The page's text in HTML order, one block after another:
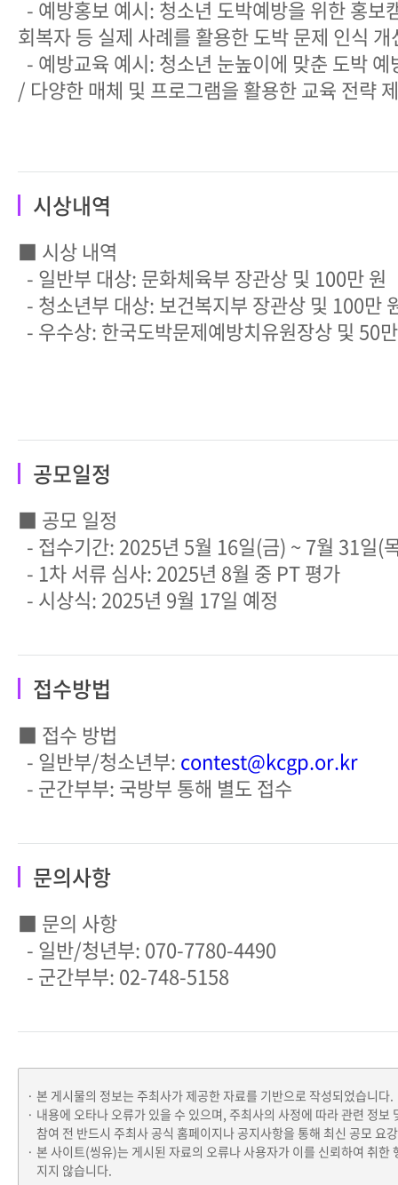
- 예방홍보 예시: 청소년 도박예방을 위한 홍보
회복자 등 실제 사례를 활용한 도박 문제 인식 개
- 예방교육 예시: 청소년 눈높이에 맞춘 도박
/ 다양한 매체 및 프로그램을 활용한 교육 전략
시상내역
■ 시상 내역
- 일반부 대상: 문화체육부 장관상 및 100만 원
- 청소년부 대상: 보건복지부 장관상 및 100만
- 우수상: 한국도박문제예방치유원장상 및 50
공모일정
■ 공모 일정
- 접수기간: 2025년 5월 16일(금) ~ 7월 31일(
- 1차 서류 심사: 2025년 8월 중 PT 평가
- 시상식: 2025년 9월 17일 예정
접수방법
■ 접수 방법
- 일반부/청소년부: contest@kcgp.or.kr
- 군간부부: 국방부 통해 별도 접수
문의사항
■ 문의 사항
- 일반/청년부: 070-7780-4490
- 군간부부: 02-748-5158
본 게시물의 정보는 주최사가 제공한 자료를 기반으로 작성되었습니다.
내용에 오타나 오류가 있을 수 있으며, 주최사의 사정에 따라 관련 정보
참여 전 반드시 주최사 공식 홈페이지나 공지사항을 통해 최신 공모 요
본 사이트(씽유)는 게시된 자료의 오류나 사용자가 이를 신뢰하여 취한
지지 않습니다.